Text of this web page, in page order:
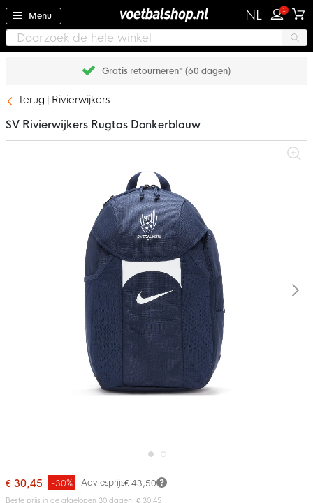
Menu NL 1
Gratis retourneren* (60 dagen)
Terug Rivierwijkers
naar
SV Rivierwijkers Rugtas Donkerblauw
€ 30,45 Adviesprijs€ 43,50
-30%
Beste prijs in de afgelopen 30 dagen: € 30,45